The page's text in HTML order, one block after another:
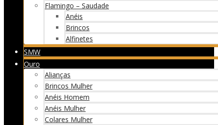
Flamingo – Saudade
Anéis
Brincos
Alfinetes
SMW
Ouro
Alianças
Brincos Mulher
Anéis Homem
Anéis Mulher
Colares Mulher